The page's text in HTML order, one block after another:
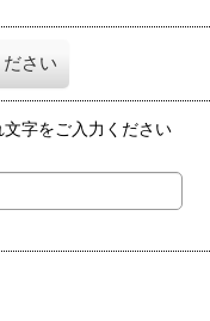
さい
字をご入力ください